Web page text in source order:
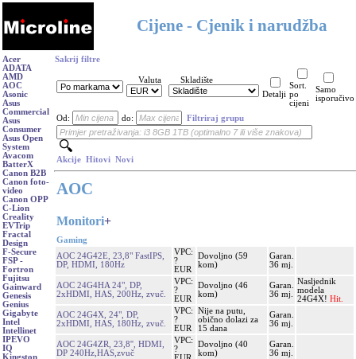
Cijene - Cjenik i narudžba
Acer
ADATA
AMD
AOC
Asonic
Asus
Commercial
Asus
Consumer
Asus Open
System
Avacom
BatterX
Canon B2B
Canon foto-
video
Canon OPP
C-Lion
Creality
EVTrip
Fractal
Design
F-Secure
FSP -
Fortron
Fujitsu
Gainward
Genesis
Genius
Gigabyte
Intel
Intellinet
IPEVO
IQ
Kingston
Sakrij filtre
Valuta
Skladište
Detalji
Sort.
po
cijeni
Samo
isporučivo
Od: do: Filtriraj grupu
Akcije Hitovi Novi
AOC
Monitori+
Gaming
AOC 24G42E, 23,8" FastIPS,
DP, HDMI, 180Hz
VPC:
?
EUR
Dovoljno (59
kom)
Garan.
36 mj.
AOC 24G4HA 24", DP,
2xHDMI, HAS, 200Hz, zvuč.
VPC:
?
EUR
Dovoljno (46
kom)
Garan.
36 mj.
Nasljednik
modela
24G4X! Hit.
AOC 24G4X, 24", DP,
2xHDMI, HAS, 180Hz, zvuč.
VPC:
?
EUR
Nije na putu,
obično dolazi za
15 dana
Garan.
36 mj.
AOC 24G4ZR, 23,8'', HDMI,
DP 240Hz,HAS,zvuč
VPC:
?
Dovoljno (40
kom)
Garan.
36 mj.